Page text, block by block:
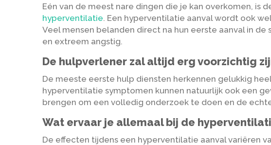
Eén van de meest nare dingen die je kan overkomen, is
hyperventilatie. Een hyperventilatie aanval wordt ook
Veel mensen belanden direct na hun eerste aanval in
en extreem angstig.
De hulpverlener zal altijd erg voorzichtig
De meeste eerste hulp diensten herkennen gelukkig
hyperventilatie symptomen kunnen natuurlijk ook een
brengen om een volledig onderzoek te doen en de
Wat ervaar je allemaal bij de
De effecten tijdens een hyperventilatie aanval variëren